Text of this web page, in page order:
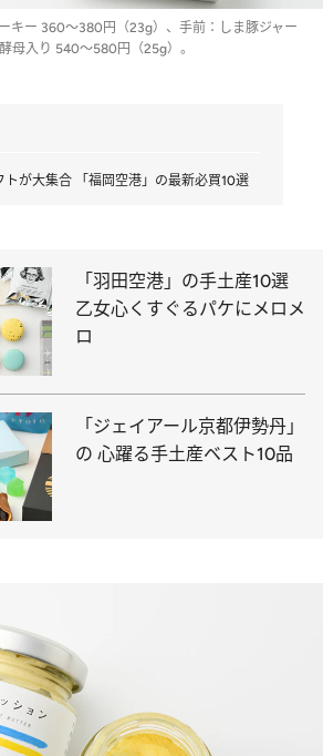
キー 360～380円（23g）、手前：しま豚ジャー
母入り 540～580円（25g）。
トが大集合 「福岡空港」の最新必買10選
「羽田空港」の手土産10選
乙女心くすぐるパケにメロメ
ロ
「ジェイアール京都伊勢丹」
の 心躍る手土産ベスト10品